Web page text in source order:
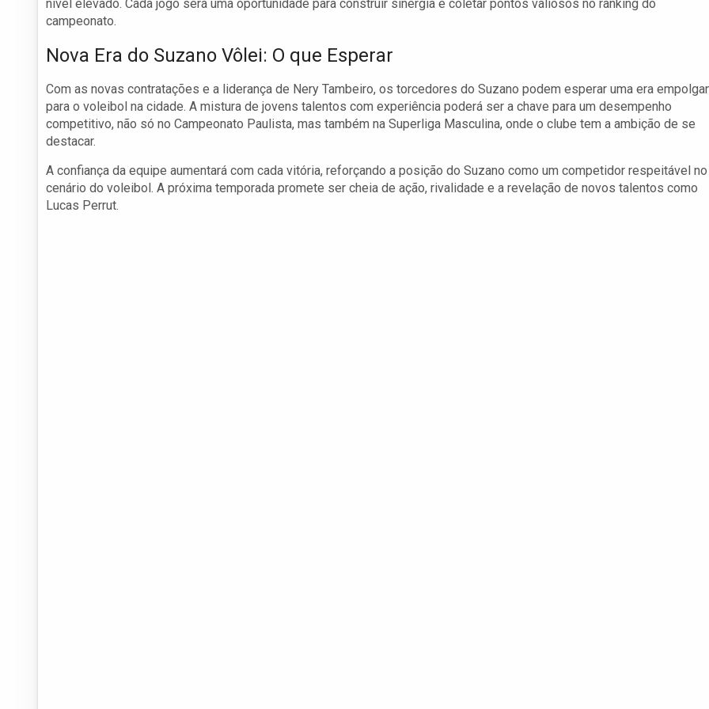
nível elevado. Cada jogo será uma oportunidade para construir sinergia e coletar pontos valiosos no ranking do
campeonato.
Nova Era do Suzano Vôlei: O que Esperar
Com as novas contratações e a liderança de Nery Tambeiro, os torcedores do Suzano podem esperar uma era
para o voleibol na cidade. A mistura de jovens talentos com experiência poderá ser a chave para um desempenho
competitivo, não só no Campeonato Paulista, mas também na Superliga Masculina, onde o clube tem a ambição de se
destacar.
A confiança da equipe aumentará com cada vitória, reforçando a posição do Suzano como um competidor respeitável no
cenário do voleibol. A próxima temporada promete ser cheia de ação, rivalidade e a revelação de novos talentos como
Lucas Perrut.